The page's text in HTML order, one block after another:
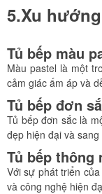
5.Xu
Tủ bếp màu
Màu pastel là một
cảm giác ấm áp và
Tủ bếp đơn
Tủ bếp đơn sắc là
đẹp hiện đại và
Tủ bếp thông
Với sự phát triển
và công nghệ hiện